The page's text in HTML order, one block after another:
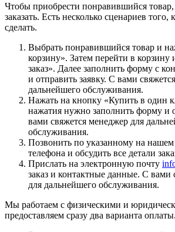
Чтобы приобрести понравившийся
заказать. Есть несколько сценариев
сделать.
Выбрать понравившийся товар и
корзину». Затем перейти в корзину
заказ». Далее заполнить форму с
и отправить заявку. С вами
дальнейшего обслуживания.
Нажать на кнопку «Купить в один
нажатия нужно заполнить форму и
вами свяжется менеджер для
обслуживания.
Позвонить по указанному на нашем
телефона и обсудить все детали
Прислать на электронную почту
заказ и контактные данные. С вами
для дальнейшего обслуживания.
Мы работаем с физическими и
предоставляем сразу два варианта оплаты.